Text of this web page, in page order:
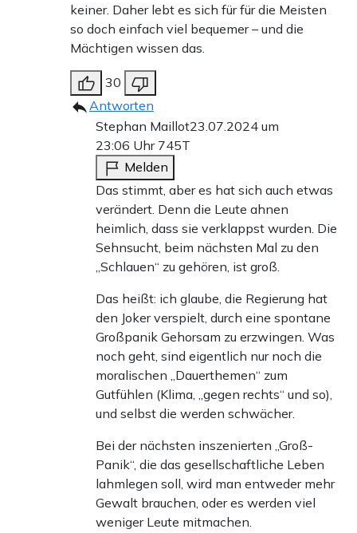
keiner. Daher lebt es sich für für die Meisten
so doch einfach viel bequemer – und die
Mächtigen wissen das.
30
Antworten
Stephan Maillot23.07.2024 um
23:06 Uhr 745T
Melden
Das stimmt, aber es hat sich auch etwas
verändert. Denn die Leute ahnen
heimlich, dass sie verklappst wurden. Die
Sehnsucht, beim nächsten Mal zu den
„Schlauen“ zu gehören, ist groß.
Das heißt: ich glaube, die Regierung hat
den Joker verspielt, durch eine spontane
Großpanik Gehorsam zu erzwingen. Was
noch geht, sind eigentlich nur noch die
moralischen „Dauerthemen“ zum
Gutfühlen (Klima, „gegen rechts“ und so),
und selbst die werden schwächer.
Bei der nächsten inszenierten „Groß-
Panik“, die das gesellschaftliche Leben
lahmlegen soll, wird man entweder mehr
Gewalt brauchen, oder es werden viel
weniger Leute mitmachen.